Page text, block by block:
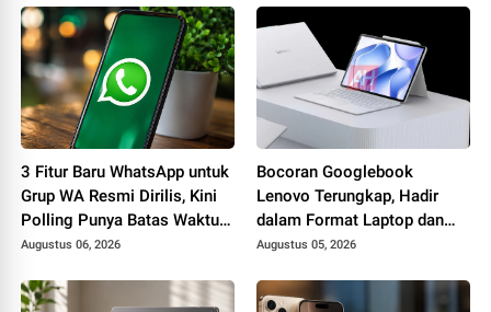
3 Fitur Baru WhatsApp untuk
Grup WA Resmi Dirilis, Kini
Polling Punya Batas Waktu
hingga Fitur @all
Augustus 06, 2026
Bocoran Googlebook
Lenovo Terungkap, Hadir
dalam Format Laptop dan
Tablet 2-in-1 dengan
Augustus 05, 2026